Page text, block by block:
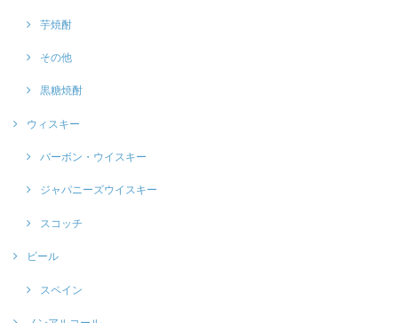
芋焼酎
その他
黒糖焼酎
ウィスキー
バーボン・ウイスキー
ジャパニーズウイスキー
スコッチ
ビール
スペイン